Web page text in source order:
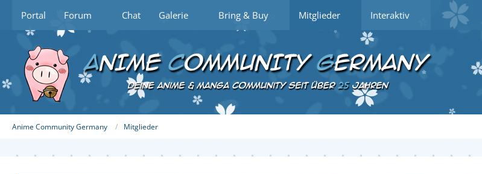
Portal Forum Chat Galerie Bring & Buy Mitglieder Interaktiv
Anime Community Germany Mitglieder